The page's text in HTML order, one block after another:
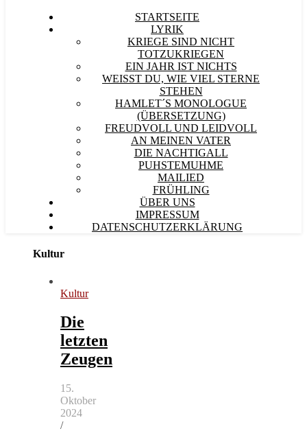
STARTSEITE
LYRIK
KRIEGE SIND NICHT
TOTZUKRIEGEN
EIN JAHR IST NICHTS
WEISST DU, WIE VIEL STERNE S
TEHEN
HAMLET´S MONOLOGUE
(ÜBERSETZUNG)
FREUDVOLL UND LEIDVOLL
AN MEINEN VATER
DIE NACHTIGALL
PUHSTEMUHME
MAILIED
FRÜHLING
ÜBER UNS
IMPRESSUM
DATENSCHUTZERKLÄRUNG
Kultur
Kultur
Die
letzten
Zeugen
15.
Oktober
2024
/